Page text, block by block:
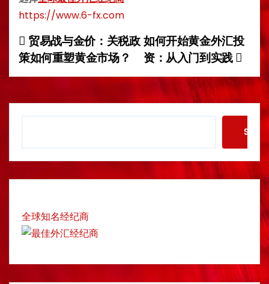
https://www.6-fx.com
P
o
i
a
如何开始黄金外汇投
资：从入门到实践
贸易战与金价：关税政
策如何重塑黄金市场？
c
全球知名经纪商